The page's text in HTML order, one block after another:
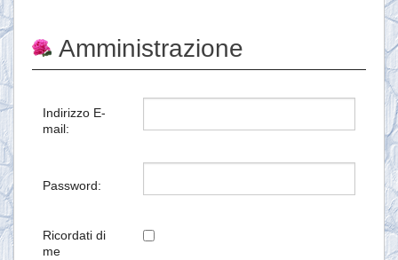
Servizi
Ordinazioni
Amministrazione
Indirizzo E-
mail:
Password:
Ricordati di
me